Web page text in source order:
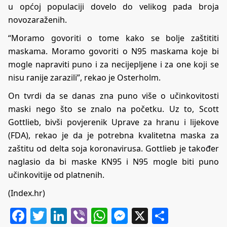
u općoj populaciji dovelo do velikog pada broja
novozaraženih.
“Moramo govoriti o tome kako se bolje zaštititi
maskama. Moramo govoriti o N95 maskama koje bi
mogle napraviti puno i za necijepljene i za one koji se
nisu ranije zarazili”, rekao je Osterholm.
On tvrdi da se danas zna puno više o učinkovitosti
maski nego što se znalo na početku. Uz to, Scott
Gottlieb, bivši povjerenik Uprave za hranu i lijekove
(FDA), rekao je da je potrebna kvalitetna maska za
zaštitu od delta soja koronavirusa. Gottlieb je također
naglasio da bi maske KN95 i N95 mogle biti puno
učinkovitije od platnenih.
(Index.hr)
Facebook
Twitter
LinkedIn
ViberWhatsApp
Messenger
X